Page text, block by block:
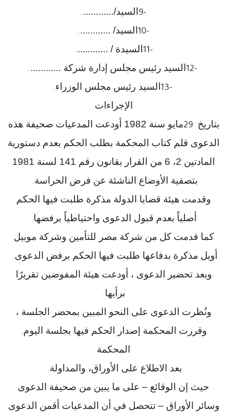
9-السيد/.............
10-السيد/ .............
11-السيدة / .............
12-السيد رئيس مجلس إدارة شركة .............
13-السيد رئيس مجلس الوزراء.
الإجراءات
بتاريخ 29
مايو سنة 1982 أودعت المدعيات صحيفة هذه
الدعوى قلم كتاب المحكمة بطلب الحكم بعدم دستورية
المادتين 2، 6 من القرار بقانون رقم 141 لسنة 1981
بتصفية الأوضاع الناشئة عن فرض الحراسة.
وقدمت هيئة قضايا الدولة مذكرة طلبت فيها الحكم
أصلياً بعدم قبول الدعوى واحتياطياً برفضها.
كما قدمت كل من شركة مصر للتأمين وشركة موبيل
أويل مذكرة بدفاعها طلبت فيها الحكم برفض الدعوى.
وبعد تحضير الدعوى ، أودعت هيئة المفوضين تقريرًا
برأيها.
ونُظرت الدعوى على النحو المبين بمحضر الجلسة ،
وقررت المحكمة إصدار الحكم فيها بجلسة اليوم.
المحكمة
بعد الاطلاع على الأوراق، والمداولة.
حيث إن الوقائع – على ما يبين من صحيفة الدعوى
وسائر الأوراق – تتحصل في أن المدعيات أقمن الدعوى